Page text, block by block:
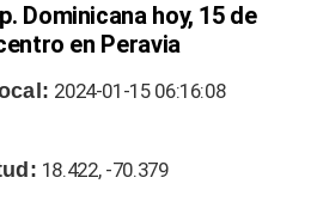
Dominicana hoy, 15 de
en Peravia
2024-01-15 06:16:08
18.422, -70.379